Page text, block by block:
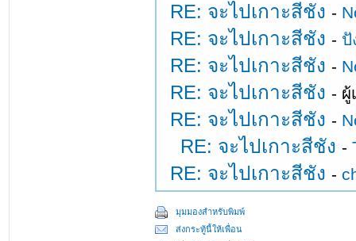
RE: จะไปเกาะสีชัง -
RE: จะไปเกาะสีชัง - ปั
RE: จะไปเกาะสีชัง -
RE: จะไปเกาะสีชัง - ผู้
RE: จะไปเกาะสีชัง -
RE: จะไปเกาะสีชัง -
RE: จะไปเกาะสีชัง -
มุมมองสำหรับพิมพ์
ส่งกระทู้นี้ให้เพื่อน